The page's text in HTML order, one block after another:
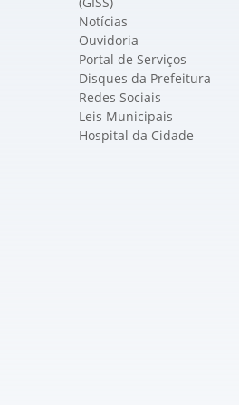
Notícias
Ouvidoria
Portal de Serviços
Disques da Prefeitura
Redes Sociais
Leis Municipais
Hospital da Cidade